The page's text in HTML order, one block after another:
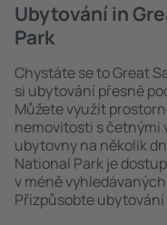
Ubytování in
Park
Chystáte se to Great
si ubytování přesně
Můžete využít
nemovitosti s četnými
ubytovny na několik
National Park je
v méně
Přizpůsobte